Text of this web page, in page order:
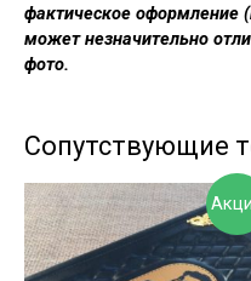
фактическое оформление
может незначительно
фото.
Сопутствующие